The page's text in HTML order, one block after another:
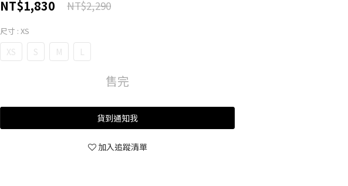
NT$1,830 NT$2,290
尺寸 : XS
XS S M L
售完
貨到通知我
加入追蹤清單